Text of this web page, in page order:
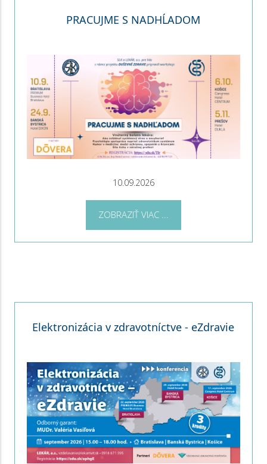
PRACUJME S NADHĹADOM
10.09.2026
ZOBRAZIŤ VIAC ...
Elektronizácia v zdravotníctve - eZdravie